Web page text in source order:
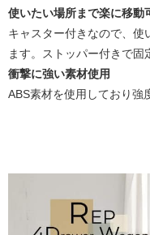
使いたい場所まで楽に移動
キャスター付きなので、使
ます。ストッパー付きで固
衝撃に強い素材使用
ABS素材を使用しており強